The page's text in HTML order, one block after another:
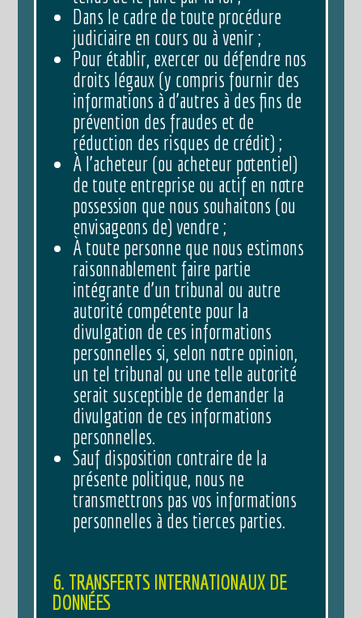
Dans le cadre de toute procédure
judiciaire en cours ou à venir ;
Pour établir, exercer ou défendre nos
droits légaux (y compris fournir des
informations à d’autres à des fins de
prévention des fraudes et de
réduction des risques de crédit) ;
À l’acheteur (ou acheteur potentiel)
de toute entreprise ou actif en notre
possession que nous souhaitons (ou
envisageons de) vendre ;
À toute personne que nous estimons
raisonnablement faire partie
intégrante d’un tribunal ou autre
autorité compétente pour la
divulgation de ces informations
personnelles si, selon notre opinion,
un tel tribunal ou une telle autorité
serait susceptible de demander la
divulgation de ces informations
personnelles.
Sauf disposition contraire de la
présente politique, nous ne
transmettrons pas vos informations
personnelles à des tierces parties.
6. TRANSFERTS INTERNATIONAUX DE
DONNÉES